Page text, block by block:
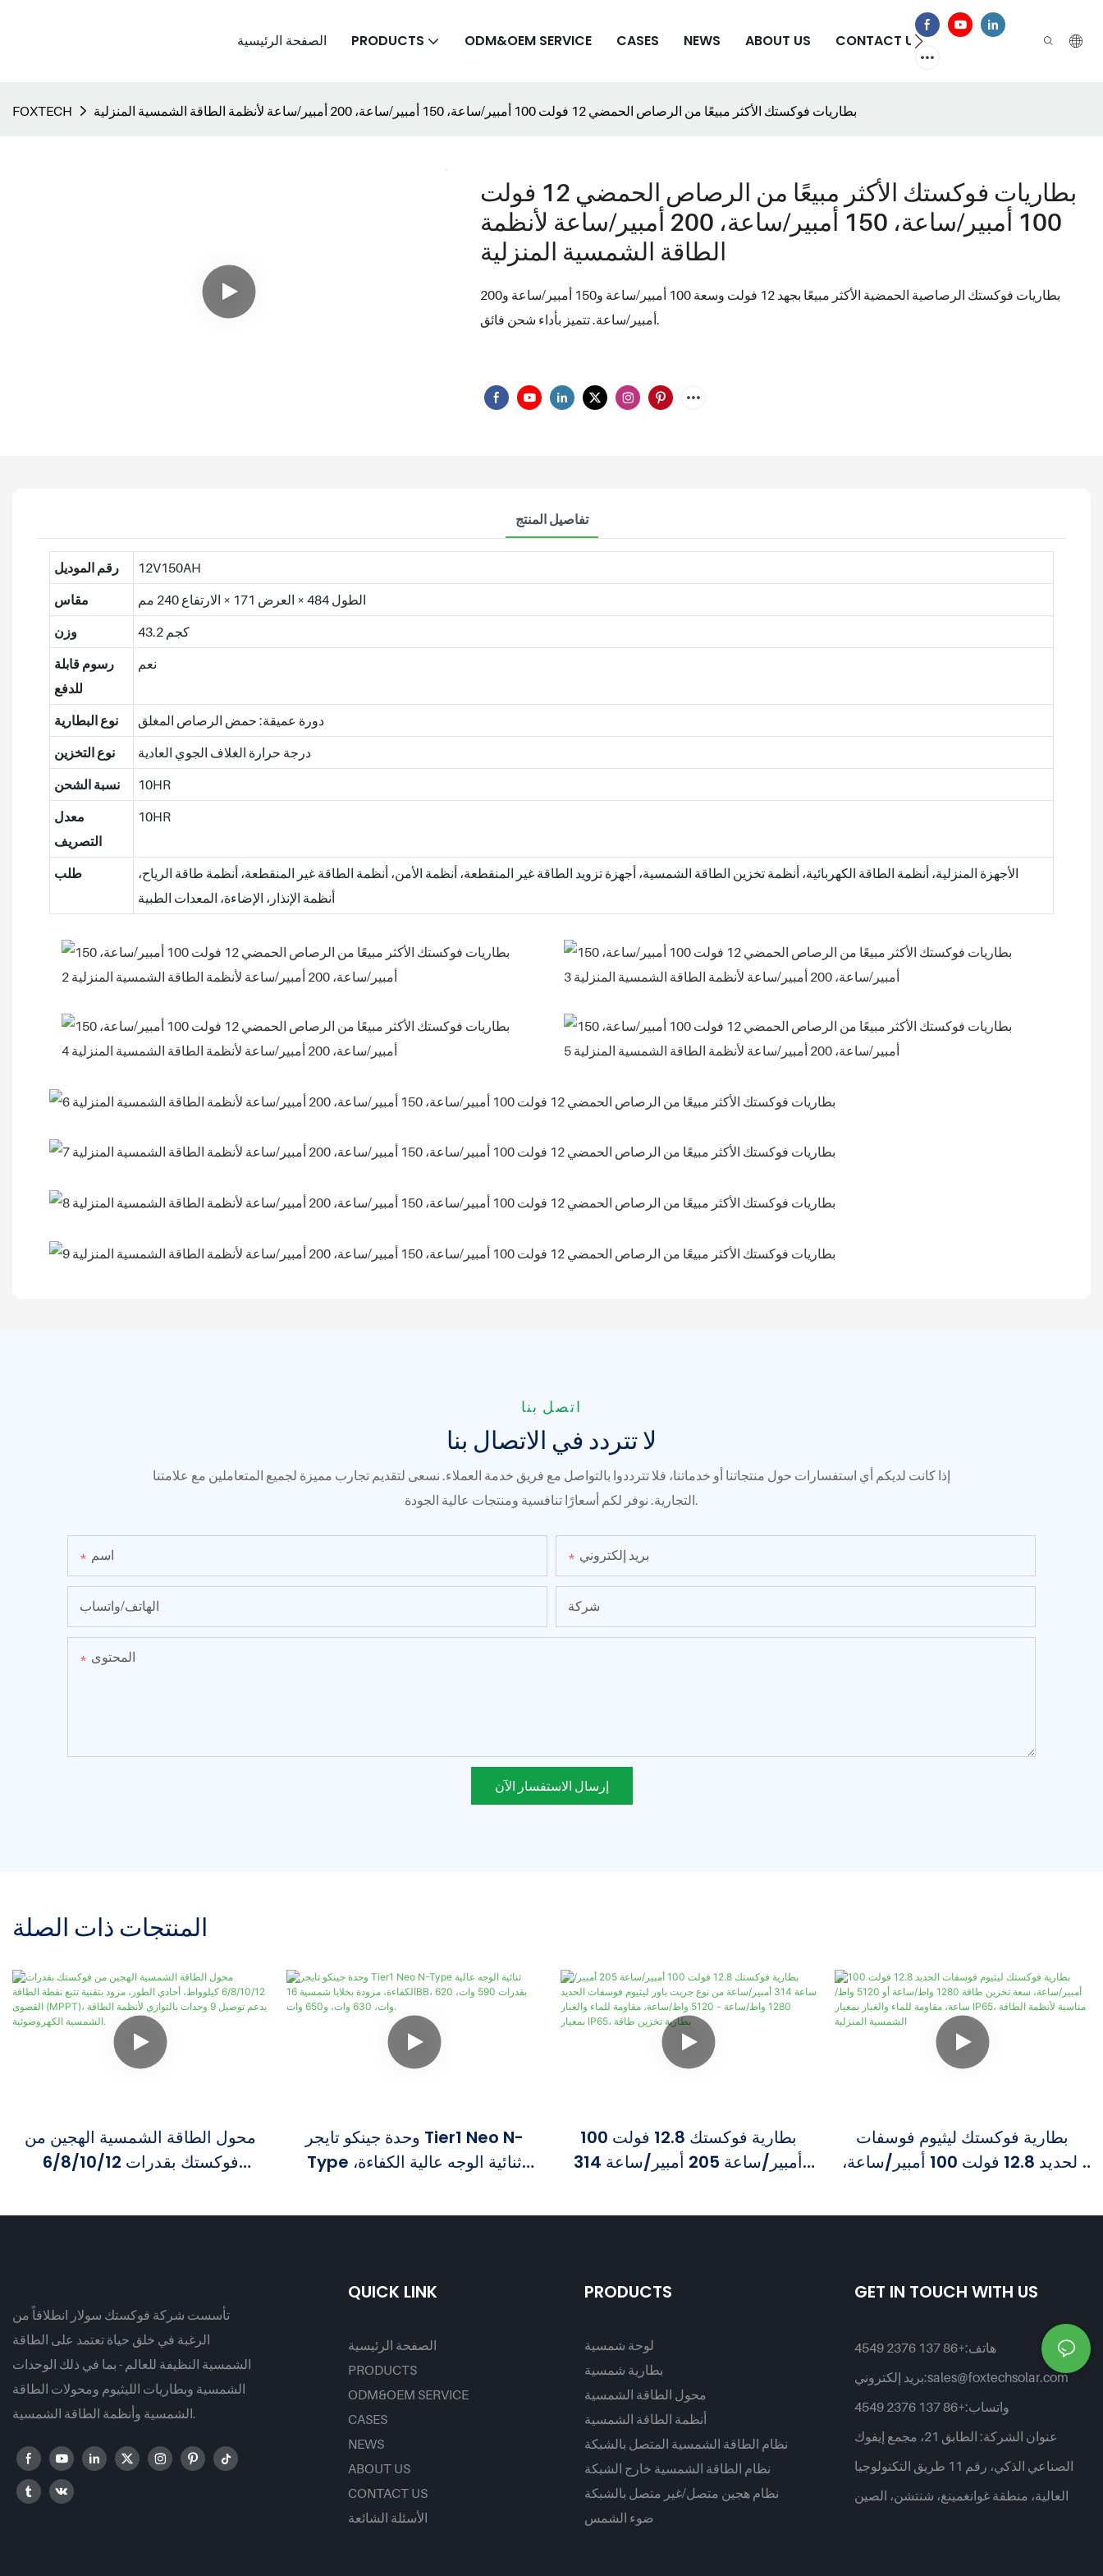
الصفحة الرئيسية PRODUCTS ODM&OEM SERVICE CASES NEWS ABOUT US CONTACT US الأسئلة الشائعة
FOXTECH بطاريات فوكستك الأكثر مبيعًا من الرصاص الحمضي 12 فولت 100 أمبير/ساعة، 150 أمبير/ساعة، 200 أمبير/ساعة لأنظمة الطاقة الشمسية المنزلية
بطاريات فوكستك الأكثر مبيعًا من الرصاص الحمضي 12 فولت
100 أمبير/ساعة، 150 أمبير/ساعة، 200 أمبير/ساعة لأنظمة
الطاقة الشمسية المنزلية
بطاريات فوكستك الرصاصية الحمضية الأكثر مبيعًا بجهد 12 فولت وسعة 100 أمبير/ساعة و150 أمبير/ساعة و200
أمبير/ساعة. تتميز بأداء شحن فائق.
تفاصيل المنتج
رقم الموديل
12V150AH
مقاس
الطول 484 × العرض 171 × الارتفاع 240 مم
وزن
43.2 كجم
رسوم قابلة
للدفع
نعم
نوع البطارية
دورة عميقة: حمض الرصاص المغلق
نوع التخزين
درجة حرارة الغلاف الجوي العادية
نسبة الشحن
10HR
معدل
التصريف
10HR
طلب
الأجهزة المنزلية، أنظمة الطاقة الكهربائية، أنظمة تخزين الطاقة الشمسية، أجهزة تزويد الطاقة غير المنقطعة، أنظمة الأمن، أنظمة الطاقة غير المنقطعة، أنظمة طاقة الرياح،
أنظمة الإنذار، الإضاءة، المعدات الطبية
اتصل بنا
لا تتردد في الاتصال بنا
إذا كانت لديكم أي استفسارات حول منتجاتنا أو خدماتنا، فلا تترددوا بالتواصل مع فريق خدمة العملاء. نسعى لتقديم تجارب مميزة لجميع المتعاملين مع علامتنا
التجارية. نوفر لكم أسعارًا تنافسية ومنتجات عالية الجودة.
اسم بريد إلكتروني
الهاتف/واتساب شركة
المحتوى
إرسال الاستفسار الآن
المنتجات ذات الصلة
محول الطاقة الشمسية الهجين من
فوكستك بقدرات 6/8/10/12
تتبع نقطة الطاقة القصوى (MPPT)،
وحدة جينكو تايجر Tier1 Neo N-
Type ثنائية الوجه عالية الكفاءة،
590 وات، 620 وات، 630 وات،
بطارية فوكستك 12.8 فولت 100
أمبير/ساعة 205 أمبير/ساعة 314
فوسفات الحديد 1280 واط/ساعة -
طاقة
بطارية فوكستك ليثيوم فوسفات
الحديد 12.8 فولت 100 أمبير/ساعة،
5120 واط/ساعة، مقاومة للماء
تأسست شركة فوكستك سولار انطلاقاً من
الرغبة في خلق حياة تعتمد على الطاقة
الشمسية النظيفة للعالم - بما في ذلك الوحدات
الشمسية وبطاريات الليثيوم ومحولات الطاقة
الشمسية وأنظمة الطاقة الشمسية.
QUICK LINK
الصفحة الرئيسية
PRODUCTS
ODM&OEM SERVICE
CASES
NEWS
ABOUT US
CONTACT US
الأسئلة الشائعة
PRODUCTS
لوحة شمسية
بطارية شمسية
محول الطاقة الشمسية
أنظمة الطاقة الشمسية
نظام الطاقة الشمسية المتصل بالشبكة
نظام الطاقة الشمسية خارج الشبكة
نظام هجين متصل/غير متصل بالشبكة
ضوء الشمس
GET IN TOUCH WITH US
هاتف:+86 137 2376 4549
بريد إلكتروني:sales@foxtechsolar.com
واتساب:+86 137 2376 4549
عنوان الشركة:
الطابق 21، مجمع إيفوك
الصناعي الذكي، رقم 11 طريق التكنولوجيا
العالية، منطقة غوانغمينغ، شنتشن، الصين